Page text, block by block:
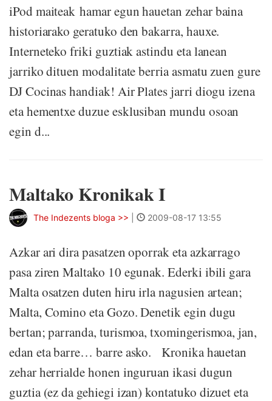
iPod maiteak hamar egun hauetan zehar baina
historiarako geratuko den bakarra, hauxe.
Interneteko friki guztiak astindu eta lanean
jarriko dituen modalitate berria asmatu zuen gure
DJ Cocinas handiak! Air Plates jarri diogu izena
eta hementxe duzue esklusiban mundu osoan
egin d...
Maltako Kronikak I
The Indezents bloga >> 2009-08-17 13:55
Azkar ari dira pasatzen oporrak eta azkarrago
pasa ziren Maltako 10 egunak. Ederki ibili gara
Malta osatzen duten hiru irla nagusien artean;
Malta, Comino eta Gozo. Denetik egin dugu
bertan; parranda, turismoa, txomingerismoa, jan,
edan eta barre… barre asko. Kronika hauetan
zehar herrialde honen inguruan ikasi dugun
guztia (ez da gehiegi izan) kontatuko dizuet eta